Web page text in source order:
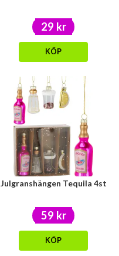
29 kr
KÖP
Julgranshängen Tequila 4st
59 kr
KÖP